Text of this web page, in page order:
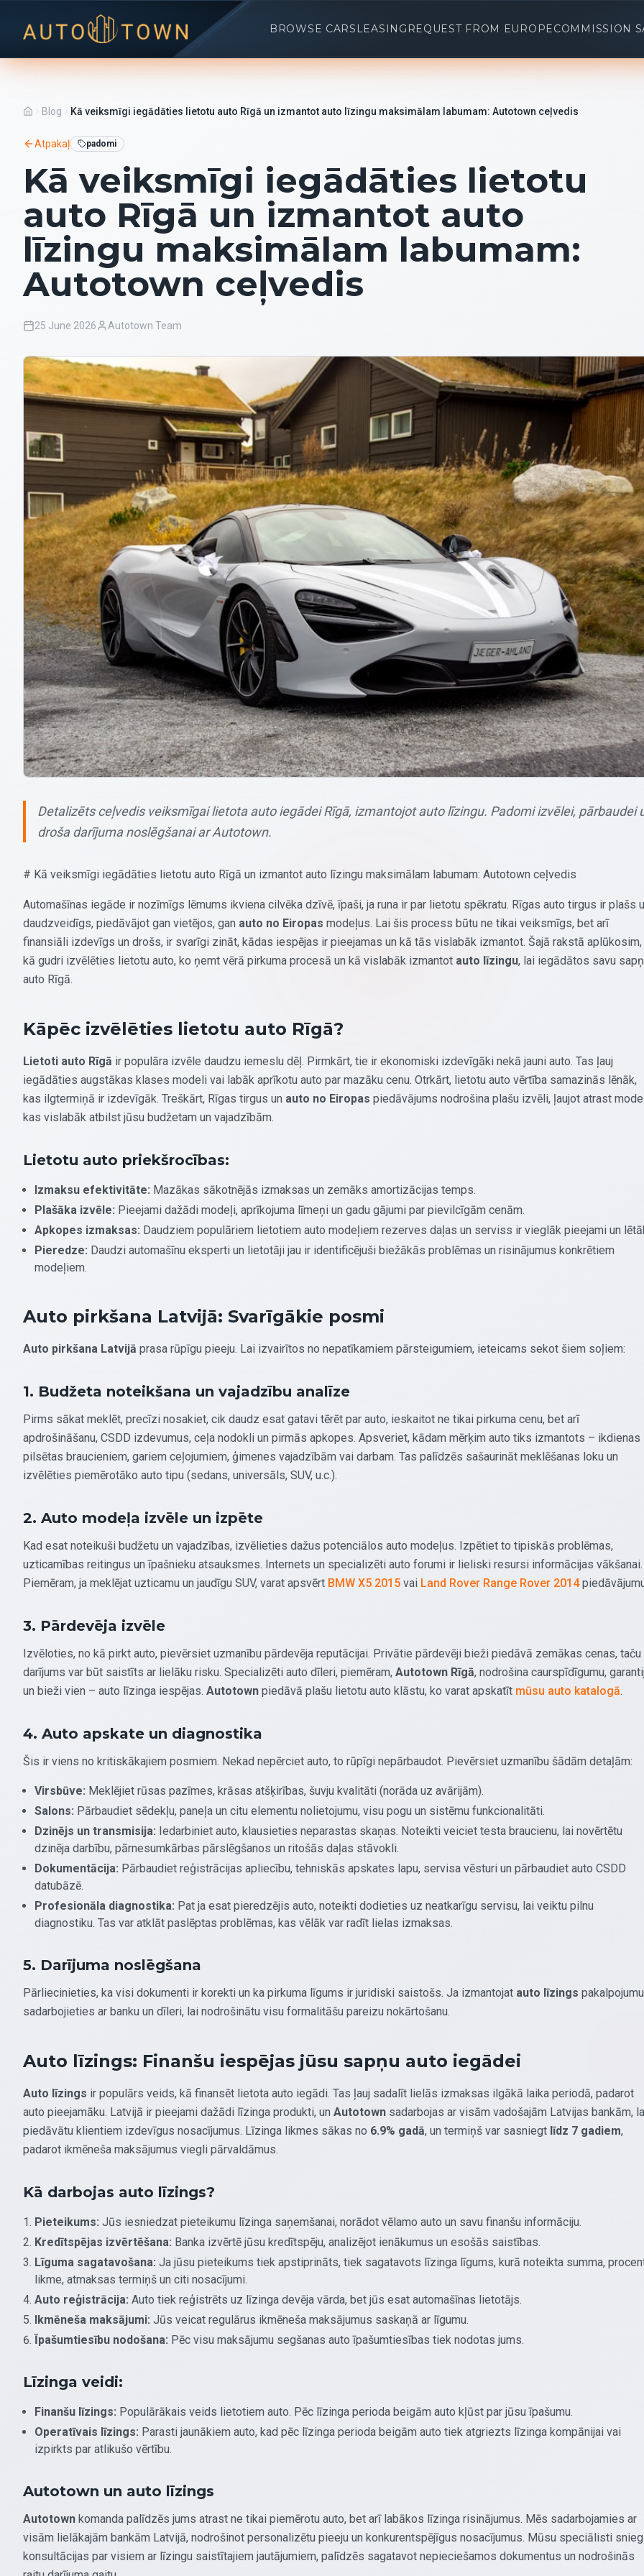
BROWSE CARS LEASING REQUEST FROM EUROPECOMMISSION
Blog Kā veiksmīgi iegādāties lietotu auto Rīgā un izmantot auto līzingu maksimālam labumam: Autotown ceļvedis
Atpakaļ padomi
Kā veiksmīgi iegādāties lietotu
auto Rīgā un izmantot auto
līzingu maksimālam labumam:
Autotown ceļvedis
25 June 2026 Autotown Team
Detalizēts ceļvedis veiksmīgai lietota auto iegādei Rīgā, izmantojot auto līzingu. Padomi izvēlei, pārbaudei
droša darījuma noslēgšanai ar Autotown.
# Kā veiksmīgi iegādāties lietotu auto Rīgā un izmantot auto līzingu maksimālam labumam: Autotown ceļvedis
Automašīnas iegāde ir nozīmīgs lēmums ikviena cilvēka dzīvē, īpaši, ja runa ir par lietotu spēkratu. Rīgas auto tirgus ir plašs
daudzveidīgs, piedāvājot gan vietējos, gan auto no Eiropas modeļus. Lai šis process būtu ne tikai veiksmīgs, bet arī
finansiāli izdevīgs un drošs, ir svarīgi zināt, kādas iespējas ir pieejamas un kā tās vislabāk izmantot. Šajā rakstā aplūkosim,
kā gudri izvēlēties lietotu auto, ko ņemt vērā pirkuma procesā un kā vislabāk izmantot auto līzingu, lai iegādātos savu
auto Rīgā.
Kāpēc izvēlēties lietotu auto Rīgā?
Lietoti auto Rīgā ir populāra izvēle daudzu iemeslu dēļ. Pirmkārt, tie ir ekonomiski izdevīgāki nekā jauni auto. Tas ļauj
iegādāties augstākas klases modeli vai labāk aprīkotu auto par mazāku cenu. Otrkārt, lietotu auto vērtība samazinās lēnāk,
kas ilgtermiņā ir izdevīgāk. Treškārt, Rīgas tirgus un auto no Eiropas piedāvājums nodrošina plašu izvēli, ļaujot atrast
kas vislabāk atbilst jūsu budžetam un vajadzībām.
Lietotu auto priekšrocības:
Izmaksu efektivitāte: Mazākas sākotnējās izmaksas un zemāks amortizācijas temps.
Plašāka izvēle: Pieejami dažādi modeļi, aprīkojuma līmeņi un gadu gājumi par pievilcīgām cenām.
Apkopes izmaksas: Daudziem populāriem lietotiem auto modeļiem rezerves daļas un serviss ir vieglāk pieejami un
Pieredze: Daudzi automašīnu eksperti un lietotāji jau ir identificējuši biežākās problēmas un risinājumus konkrētiem
modeļiem.
Auto pirkšana Latvijā: Svarīgākie posmi
Auto pirkšana Latvijā prasa rūpīgu pieeju. Lai izvairītos no nepatīkamiem pārsteigumiem, ieteicams sekot šiem soļiem:
1. Budžeta noteikšana un vajadzību analīze
Pirms sākat meklēt, precīzi nosakiet, cik daudz esat gatavi tērēt par auto, ieskaitot ne tikai pirkuma cenu, bet arī
apdrošināšanu, CSDD izdevumus, ceļa nodokli un pirmās apkopes. Apsveriet, kādam mērķim auto tiks izmantots – ikdienas
pilsētas braucieniem, gariem ceļojumiem, ģimenes vajadzībām vai darbam. Tas palīdzēs sašaurināt meklēšanas loku un
izvēlēties piemērotāko auto tipu (sedans, universāls, SUV, u.c.).
2. Auto modeļa izvēle un izpēte
Kad esat noteikuši budžetu un vajadzības, izvēlieties dažus potenciālos auto modeļus. Izpētiet to tipiskās problēmas,
uzticamības reitingus un īpašnieku atsauksmes. Internets un specializēti auto forumi ir lieliski resursi informācijas vākšanai.
Piemēram, ja meklējat uzticamu un jaudīgu SUV, varat apsvērt BMW X5 2015 vai Land Rover Range Rover 2014
3. Pārdevēja izvēle
Izvēloties, no kā pirkt auto, pievērsiet uzmanību pārdevēja reputācijai. Privātie pārdevēji bieži piedāvā zemākas cenas, taču
darījums var būt saistīts ar lielāku risku. Specializēti auto dīleri, piemēram, Autotown Rīgā, nodrošina caurspīdīgumu,
un bieži vien – auto līzinga iespējas. Autotown piedāvā plašu lietotu auto klāstu, ko varat apskatīt mūsu auto katalogā.
4. Auto apskate un diagnostika
Šis ir viens no kritiskākajiem posmiem. Nekad nepērciet auto, to rūpīgi nepārbaudot. Pievērsiet uzmanību šādām detaļām:
Virsbūve: Meklējiet rūsas pazīmes, krāsas atšķirības, šuvju kvalitāti (norāda uz avārijām).
Salons: Pārbaudiet sēdekļu, paneļa un citu elementu nolietojumu, visu pogu un sistēmu funkcionalitāti.
Dzinējs un transmisija: Iedarbiniet auto, klausieties neparastas skaņas. Noteikti veiciet testa braucienu, lai novērtētu
dzinēja darbību, pārnesumkārbas pārslēgšanos un ritošās daļas stāvokli.
Dokumentācija: Pārbaudiet reģistrācijas apliecību, tehniskās apskates lapu, servisa vēsturi un pārbaudiet auto CSDD
datubāzē.
Profesionāla diagnostika: Pat ja esat pieredzējis auto, noteikti dodieties uz neatkarīgu servisu, lai veiktu pilnu
diagnostiku. Tas var atklāt paslēptas problēmas, kas vēlāk var radīt lielas izmaksas.
5. Darījuma noslēgšana
Pārliecinieties, ka visi dokumenti ir korekti un ka pirkuma līgums ir juridiski saistošs. Ja izmantojat auto līzings
sadarbojieties ar banku un dīleri, lai nodrošinātu visu formalitāšu pareizu nokārtošanu.
Auto līzings: Finanšu iespējas jūsu sapņu auto iegādei
Auto līzings ir populārs veids, kā finansēt lietota auto iegādi. Tas ļauj sadalīt lielās izmaksas ilgākā laika periodā, padarot
auto pieejamāku. Latvijā ir pieejami dažādi līzinga produkti, un Autotown sadarbojas ar visām vadošajām Latvijas bankām,
piedāvātu klientiem izdevīgus nosacījumus. Līzinga likmes sākas no 6.9% gadā, un termiņš var sasniegt līdz 7 gadiem,
padarot ikmēneša maksājumus viegli pārvaldāmus.
Kā darbojas auto līzings?
Pieteikums: Jūs iesniedzat pieteikumu līzinga saņemšanai, norādot vēlamo auto un savu finanšu informāciju.
Kredītspējas izvērtēšana: Banka izvērtē jūsu kredītspēju, analizējot ienākumus un esošās saistības.
Līguma sagatavošana: Ja jūsu pieteikums tiek apstiprināts, tiek sagatavots līzinga līgums, kurā noteikta summa,
likme, atmaksas termiņš un citi nosacījumi.
Auto reģistrācija: Auto tiek reģistrēts uz līzinga devēja vārda, bet jūs esat automašīnas lietotājs.
Ikmēneša maksājumi: Jūs veicat regulārus ikmēneša maksājumus saskaņā ar līgumu.
Īpašumtiesību nodošana: Pēc visu maksājumu segšanas auto īpašumtiesības tiek nodotas jums.
Līzinga veidi:
Finanšu līzings: Populārākais veids lietotiem auto. Pēc līzinga perioda beigām auto kļūst par jūsu īpašumu.
Operatīvais līzings: Parasti jaunākiem auto, kad pēc līzinga perioda beigām auto tiek atgriezts līzinga kompānijai vai
izpirkts par atlikušo vērtību.
Autotown un auto līzings
Autotown komanda palīdzēs jums atrast ne tikai piemērotu auto, bet arī labākos līzinga risinājumus. Mēs sadarbojamies ar
visām lielākajām bankām Latvijā, nodrošinot personalizētu pieeju un konkurentspējīgus nosacījumus. Mūsu speciālisti
konsultācijas par visiem ar līzingu saistītajiem jautājumiem, palīdzēs sagatavot nepieciešamos dokumentus un nodrošinās